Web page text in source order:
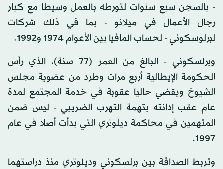
- بالسجن سبع سنوات لتورطه بالعمل وسيطا مع كبار
رجال الأعمال في ميلانو - بما في ذلك شركات
لبرلوسكوني - لحساب المافيا بين الأعوام 1974 و1992.
وبرلسكوني - البالغ من العمر (77 سنة)، الذي رأس
الحكومة الإيطالية أربع مرات وطرد من عضوية مجلس
الشيوخ ويقضي حاليا عقوبة في خدمة المجتمع لمدة
عام عقب إدانته بتهمة التهرب الضريبي - ليس ضمن
المتهمين في محاكمة ديلوتري التي بدأت أصلا في عام
1997.
وتربط الصداقة بين برلسكوني وديلوتري منذ دراستهما